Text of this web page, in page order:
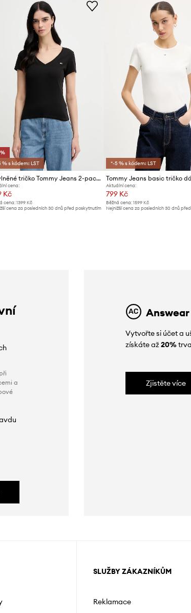
% s kódem: LST
Bavlněné tričko Tommy Jeans 2-pack
cena:
Kč
cena: 1399 Kč
cena za posledních 30 dnů před poskytnutím
*-5 % s kódem: LST
Aktuální cena:
799 Kč
Běžná cena: 1599 Kč
Nejnižší cena za posledních 30 dnů
a
Vytvořte si účet a
získáte až20%
Zjistěte více
SLUŽBY ZÁKAZNÍKŮM
Reklamace